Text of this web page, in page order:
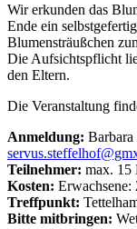
Wir erkunden das
Ende ein
Blumensträußchen
Die Aufsichtspflicht
den Eltern.
Die Veranstaltung
Anmeldung:
Teilnehmer: max. 15
Kosten:
Treffpunkt:
Bitte mitbringen: